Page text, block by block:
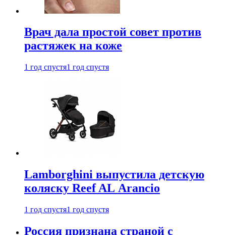
Врач дала простой совет против
растяжек на коже
1 год спустя1 год спустя
Lamborghini выпустила детскую
коляску Reef AL Arancio
1 год спустя1 год спустя
Россия признана страной с